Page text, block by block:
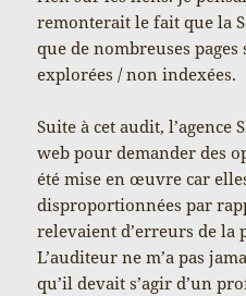
remonterait le fait que la
que de nombreuses
explorées / non indexées.
Suite à cet audit, l’agence
web pour demander des
été mise en œuvre car
disproportionnées par
relevaient d’erreurs de la
L’auditeur ne m’a pas
qu’il devait s’agir d’un